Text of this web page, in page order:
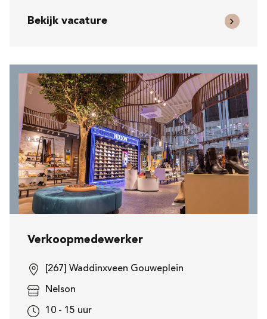
Bekijk vacature
Verkoopmedewerker
[267] Waddinxveen Gouweplein
Nelson
10 - 15 uur